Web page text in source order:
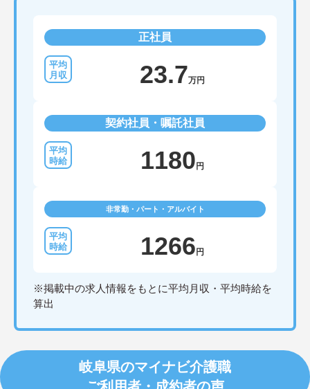
正社員
23.7万円
契約社員・嘱託社員
1180 円
非常勤・パート・アルバイト
1266 円
※掲載中の求人情報をもとに平均月収・平均時給を
算出
岐阜県のマイナビ介護職